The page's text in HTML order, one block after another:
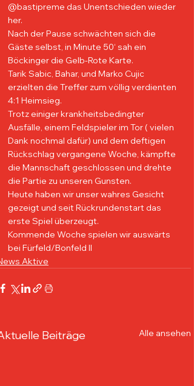
@bastipreme das Unentschieden wieder
her.
Nach der Pause schwächten sich die
Gäste selbst, in Minute 50‘ sah ein
Böckinger die Gelb-Rote Karte.
Tarik Sabic, Bahar, und Marko Cujic
erzielten die Treffer zum völlig verdienten
4:1 Heimsieg.
Trotz einiger krankheitsbedingter
Ausfälle, einem Feldspieler im Tor ( vielen
Dank nochmal dafür) und dem deftigen
Rückschlag vergangene Woche, kämpfte
die Mannschaft geschlossen und drehte
die Partie zu unseren Gunsten.
Heute haben wir unser wahres Gesicht
gezeigt und seit Rückrundenstart das
erste Spiel überzeugt.
Kommende Woche spielen wir auswärts
bei Fürfeld/Bonfeld II
Aktive
Beiträge Alle ansehen